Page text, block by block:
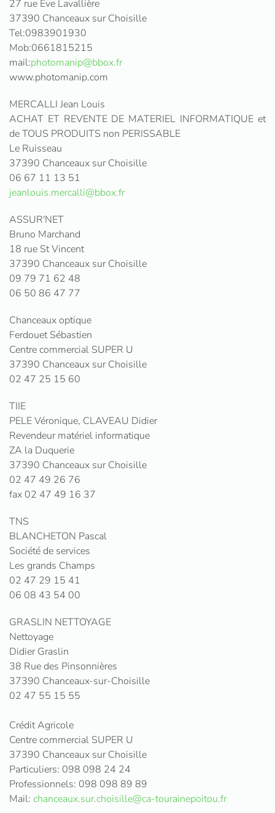
27 rue Éve Lavallière
37390 Chanceaux sur Choisille
Tel:0983901930
Mob:0661815215
mail:photomanip@bbox.fr
www.photomanip.com
MERCALLI Jean Louis
ACHAT ET REVENTE DE MATERIEL INFORMATIQUE et
de TOUS PRODUITS non PERISSABLE
Le Ruisseau
37390 Chanceaux sur Choisille
06 67 11 13 51
jeanlouis.mercalli@bbox.fr
ASSUR'NET
Bruno Marchand
18 rue St Vincent
37390 Chanceaux sur Choisille
09 79 71 62 48
06 50 86 47 77
Chanceaux optique
Ferdouet Sébastien
Centre commercial SUPER U
37390 Chanceaux sur Choisille
02 47 25 15 60
TIIE
PELE Véronique, CLAVEAU Didier
Revendeur matériel informatique
ZA la Duquerie
37390 Chanceaux sur Choisille
02 47 49 26 76
fax 02 47 49 16 37
TNS
BLANCHETON Pascal
Société de services
Les grands Champs
02 47 29 15 41
06 08 43 54 00
GRASLIN NETTOYAGE
Nettoyage
Didier Graslin
38 Rue des Pinsonnières
37390 Chanceaux-sur-Choisille
02 47 55 15 55
Crédit Agricole
Centre commercial SUPER U
37390 Chanceaux sur Choisille
Particuliers: 098 098 24 24
Professionnels: 098 098 89 89
Mail: chanceaux.sur.choisille@ca-tourainepoitou.fr